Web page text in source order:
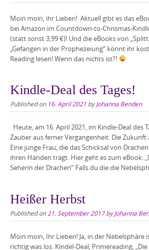
Moin moin, ihr Lieben! Aktuell gibt es das
bei Amazon im Countdown-to-Chrismas-
(statt sonst 3,99 €)! Und die eBooks von
„Gefangen in der Prophezeiung“ könnt ihr
Reading lesen! Wenn das nichts ist?!
Kindle-Deal des Tages!
Published on 16. April 2021 byJohanna Benden
Heute, am 16. April 2021, im Kindle-Deal des
Zauber aus ferner Vergangenheit. Die Zukunft
Eine junge Frau, die das Schicksal von
ihren Händen trägt. Hier geht es zum eBook:
Seherin der Drachen“ Falls du die die
Heißer Herbst
Published on21. September 2017byJohanna
Moin moin, Ihr Lieben! Ja, in der Nebelsphäre
richtig was los. Kindel-Deal, Primereading,